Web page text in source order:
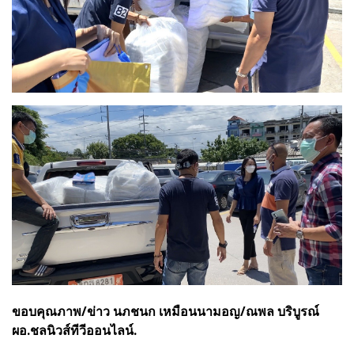
ขอบคุณภาพ/ข่าว นภชนก เหมือนนามอญ/ณพล บริบูรณ์
ผอ.ชลนิวส์ทีวีออนไลน์.